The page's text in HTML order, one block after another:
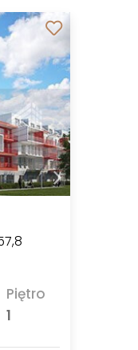
Piętro
1